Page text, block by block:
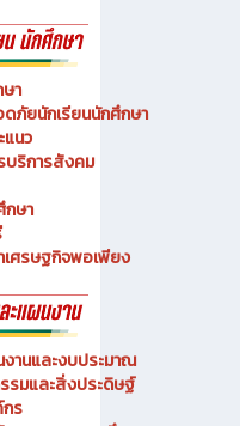
เสมอภาคทางการศึกษา
นโลยีหรือสายปฏิบัติ
ยนักเรียนนักศึกษา
ว
บริการสังคม
กษา
ศรษฐกิจพอเพียง